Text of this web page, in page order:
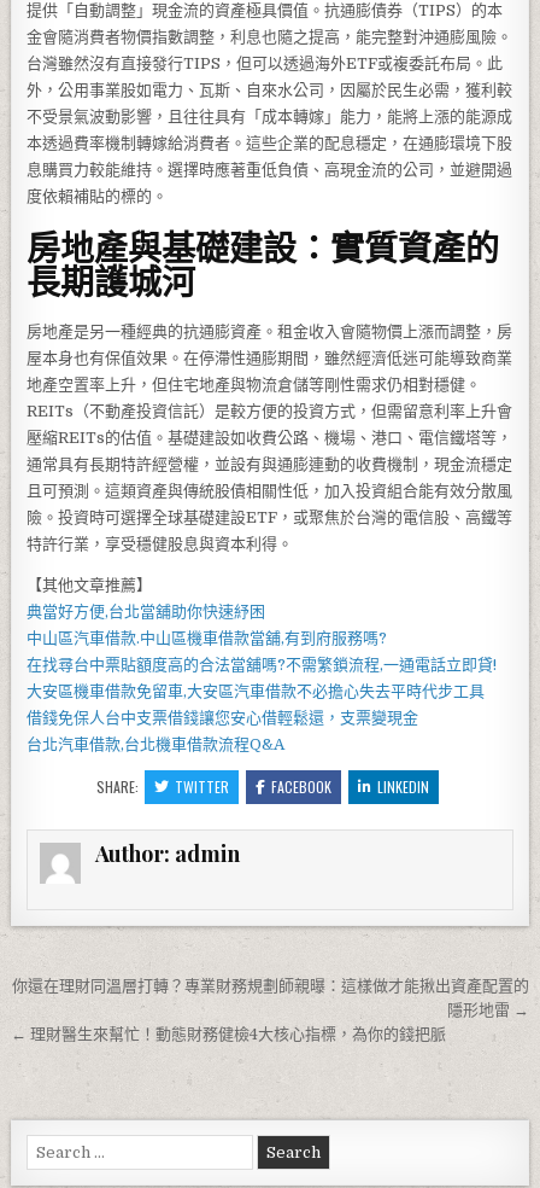
提供「自動調整」現金流的資產極具價值。抗通膨債券（TIPS）的本
金會隨消費者物價指數調整，利息也隨之提高，能完整對沖通膨風險。
台灣雖然沒有直接發行TIPS，但可以透過海外ETF或複委託布局。此
外，公用事業股如電力、瓦斯、自來水公司，因屬於民生必需，獲利較
不受景氣波動影響，且往往具有「成本轉嫁」能力，能將上漲的能源成
本透過費率機制轉嫁給消費者。這些企業的配息穩定，在通膨環境下股
息購買力較能維持。選擇時應著重低負債、高現金流的公司，並避開過
度依賴補貼的標的。
房地產與基礎建設：實質資產的
長期護城河
房地產是另一種經典的抗通膨資產。租金收入會隨物價上漲而調整，房
屋本身也有保值效果。在停滯性通膨期間，雖然經濟低迷可能導致商業
地產空置率上升，但住宅地產與物流倉儲等剛性需求仍相對穩健。
REITs（不動產投資信託）是較方便的投資方式，但需留意利率上升會
壓縮REITs的估值。基礎建設如收費公路、機場、港口、電信鐵塔等，
通常具有長期特許經營權，並設有與通膨連動的收費機制，現金流穩定
且可預測。這類資產與傳統股債相關性低，加入投資組合能有效分散風
險。投資時可選擇全球基礎建設ETF，或聚焦於台灣的電信股、高鐵等
特許行業，享受穩健股息與資本利得。
【其他文章推薦】
典當好方便,台北當舖助你快速紓困
中山區汽車借款.中山區機車借款當舖,有到府服務嗎?
在找尋台中票貼額度高的合法當舖嗎?不需繁鎖流程,一通電話立即貸!
大安區機車借款免留車,大安區汽車借款不必擔心失去平時代步工具
借錢免保人 台中支票借錢讓您安心借輕鬆還，支票變現金
台北汽車借款,台北機車借款流程Q&A
SHARE: TWITTER FACEBOOK LINKEDIN
Author: admin
文章導覽
你還在理財同溫層打轉？專業財務規劃師親曝：這樣做才能揪出資產配置的
隱形地雷 →
← 理財醫生來幫忙！動態財務健檢4大核心指標，為你的錢把脈
Search for: